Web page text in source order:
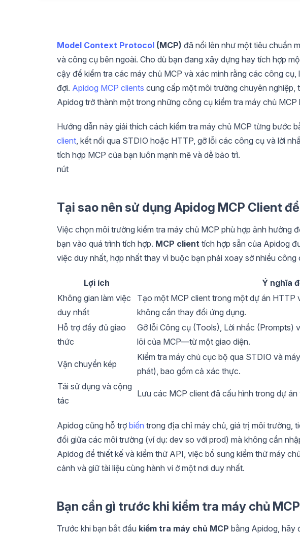
Model Context Protocol (MCP) đã nổi lên như một tiêu chuẩn
và công cụ bên ngoài. Cho dù bạn đang xây dựng hay tích hợp
cậy để kiểm tra các máy chủ MCP và xác minh rằng các công
đợi. Apidog MCP clients cung cấp một môi trường chuyên
Apidog trở thành một trong những công cụ kiểm tra máy chủ MCP
Hướng dẫn này giải thích cách kiểm tra máy chủ MCP từng bước
client , kết nối qua STDIO hoặc HTTP, gỡ lỗi các công cụ và lời
tích hợp MCP của bạn luôn mạnh mẽ và dễ bảo trì.
nút
Tại sao nên sử dụng Apidog MCP Client
Việc chọn môi trường kiểm tra máy chủ MCP phù hợp ảnh hưởng
bạn vào quá trình tích hợp. MCP client tích hợp sẵn của Apidog
việc duy nhất, hợp nhất thay vì buộc bạn phải xoay sở nhiều công
Lợi ích
Ý nghĩa
Không gian làm việc
duy nhất
Tạo một MCP client trong một dự án HTTP
không cần thay đổi ứng dụng.
Hỗ trợ đầy đủ giao
thức
Gỡ lỗi Công cụ (Tools), Lời nhắc
lõi của MCP—từ một giao diện.
Vận chuyển kép
Kiểm tra máy chủ cục bộ qua STDIO và
phát), bao gồm cả xác thực.
Tái sử dụng và cộng
tác
Lưu các MCP client đã cấu hình trong dự
Apidog cũng hỗ trợ biến trong địa chỉ máy chủ, giá trị môi trường,
đổi giữa các môi trường (ví dụ: dev so với prod) mà không cần
Apidog để thiết kế và kiểm thử API, việc bổ sung kiểm thử máy
cảnh và giữ tài liệu cùng hành vi ở một nơi duy nhất.
Bạn cần gì trước khi kiểm tra máy chủ MCP
Trước khi bạn bắt đầu kiểm tra máy chủ MCP bằng Apidog, hãy